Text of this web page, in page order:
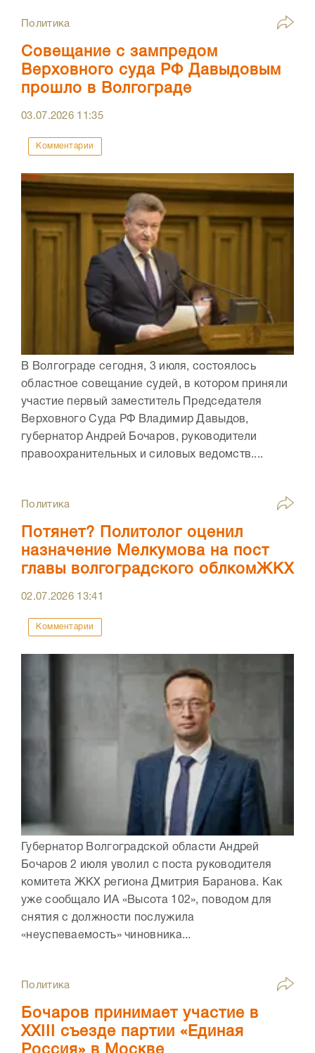
Политика
Совещание с зампредом
Верховного суда РФ Давыдовым
прошло в Волгограде
03.07.2026 11:35
Комментарии
В Волгограде сегодня, 3 июля, состоялось
областное совещание судей, в котором приняли
участие первый заместитель Председателя
Верховного Суда РФ Владимир Давыдов,
губернатор Андрей Бочаров, руководители
правоохранительных и силовых ведомств....
Политика
Потянет? Политолог оценил
назначение Мелкумова на пост
главы волгоградского облкомЖКХ
02.07.2026 13:41
Комментарии
Губернатор Волгоградской области Андрей
Бочаров 2 июля уволил с поста руководителя
комитета ЖКХ региона Дмитрия Баранова. Как
уже сообщало ИА «Высота 102», поводом для
снятия с должности послужила
«неуспеваемость» чиновника...
Политика
Бочаров принимает участие в
XXIII съезде партии «Единая